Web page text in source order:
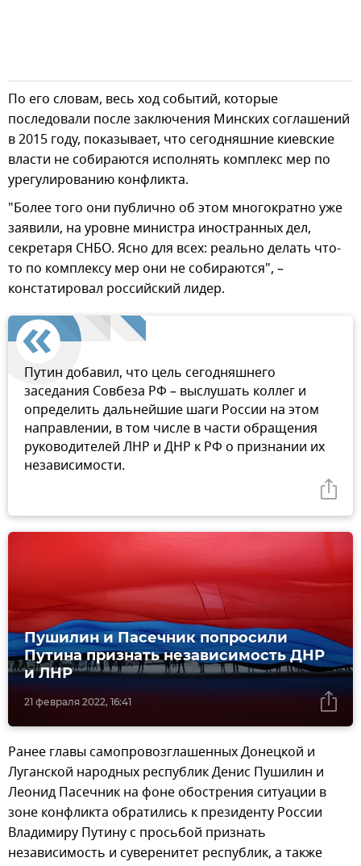
По его словам, весь ход событий, которые
последовали после заключения Минских соглашений
в 2015 году, показывает, что сегодняшние киевские
власти не собираются исполнять комплекс мер по
урегулированию конфликта.
"Более того они публично об этом многократно уже
заявили, на уровне министра иностранных дел,
секретаря СНБО. Ясно для всех: реально делать что-
то по комплексу мер они не собираются", –
констатировал российский лидер.
Путин добавил, что цель сегодняшнего
заседания Совбеза РФ – выслушать коллег и
определить дальнейшие шаги России на этом
направлении, в том числе в части обращения
руководителей ЛНР и ДНР к РФ о признании их
независимости.
21 февраля 2022, 16:41
Пушилин и Пасечник попросили
Путина признать независимость ДНР
и ЛНР
Ранее главы самопровозглашенных Донецкой и
Луганской народных республик Денис Пушилин и
Леонид Пасечник на фоне обострения ситуации в
зоне конфликта обратились к президенту России
Владимиру Путину с просьбой признать
независимость и суверенитет республик, а также